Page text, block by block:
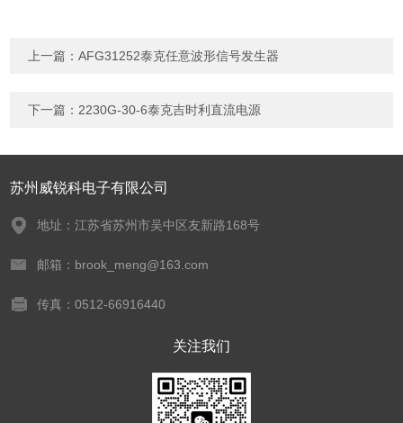
上一篇：AFG31252泰克任意波形信号发生器
下一篇： 2230G-30-6泰克吉时利直流电源
苏州威锐科电子有限公司
地址：江苏省苏州市吴中区友新路168号
邮箱：brook_meng@163.com
传真：0512-66916440
关注我们